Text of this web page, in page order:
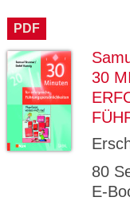
PDF
30
80
E-